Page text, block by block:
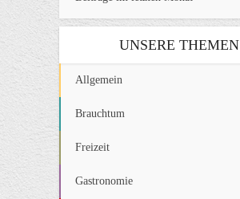
UNSERE THEMEN
Allgemein
Brauchtum
Freizeit
Gastronomie